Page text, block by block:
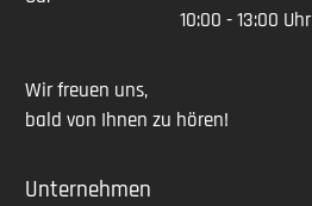
10:00 - 13:00 Uhr
Wir freuen uns,
bald von Ihnen zu hören!
Unternehmen